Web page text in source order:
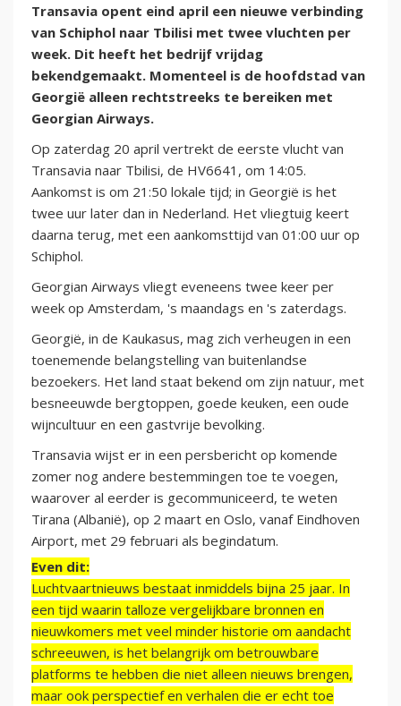
Transavia opent eind april een nieuwe verbinding
van Schiphol naar Tbilisi met twee vluchten per
week. Dit heeft het bedrijf vrijdag
bekendgemaakt. Momenteel is de hoofdstad van
Georgië alleen rechtstreeks te bereiken met
Georgian Airways.
Op zaterdag 20 april vertrekt de eerste vlucht van
Transavia naar Tbilisi, de HV6641, om 14:05.
Aankomst is om 21:50 lokale tijd; in Georgië is het
twee uur later dan in Nederland. Het vliegtuig keert
daarna terug, met een aankomsttijd van 01:00 uur op
Schiphol.
Georgian Airways vliegt eveneens twee keer per
week op Amsterdam, 's maandags en 's zaterdags.
Georgië, in de Kaukasus, mag zich verheugen in een
toenemende belangstelling van buitenlandse
bezoekers. Het land staat bekend om zijn natuur, met
besneeuwde bergtoppen, goede keuken, een oude
wijncultuur en een gastvrije bevolking.
Transavia wijst er in een persbericht op komende
zomer nog andere bestemmingen toe te voegen,
waarover al eerder is gecommuniceerd, te weten
Tirana (Albanië), op 2 maart en Oslo, vanaf Eindhoven
Airport, met 29 februari als begindatum.
Even dit:
Luchtvaartnieuws bestaat inmiddels bijna 25 jaar. In
een tijd waarin talloze vergelijkbare bronnen en
nieuwkomers met veel minder historie om aandacht
schreeuwen, is het belangrijk om betrouwbare
platforms te hebben die niet alleen nieuws brengen,
maar ook perspectief en verhalen die er echt toe